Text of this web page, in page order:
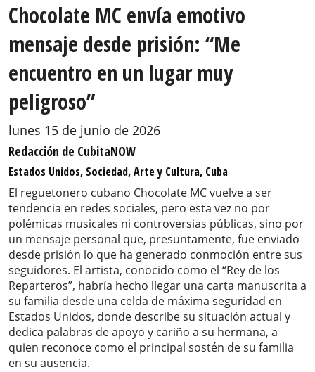
Chocolate MC envía emotivo
mensaje desde prisión: “Me
encuentro en un lugar muy
peligroso”
lunes 15 de junio de 2026
Redacción de CubitaNOW
Estados Unidos, Sociedad, Arte y Cultura, Cuba
El reguetonero cubano Chocolate MC vuelve a ser
tendencia en redes sociales, pero esta vez no por
polémicas musicales ni controversias públicas, sino por
un mensaje personal que, presuntamente, fue enviado
desde prisión lo que ha generado conmoción entre sus
seguidores. El artista, conocido como el “Rey de los
Reparteros”, habría hecho llegar una carta manuscrita a
su familia desde una celda de máxima seguridad en
Estados Unidos, donde describe su situación actual y
dedica palabras de apoyo y cariño a su hermana, a
quien reconoce como el principal sostén de su familia
en su ausencia.